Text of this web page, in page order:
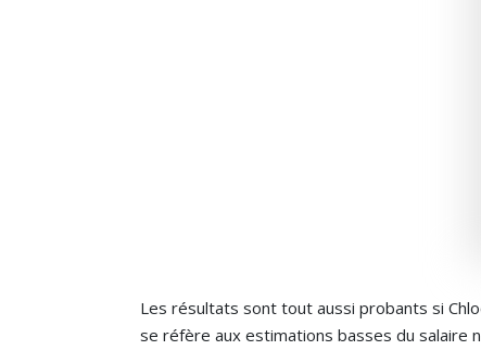
Les résultats sont tout aussi probants si
se réfère aux estimations basses du salaire